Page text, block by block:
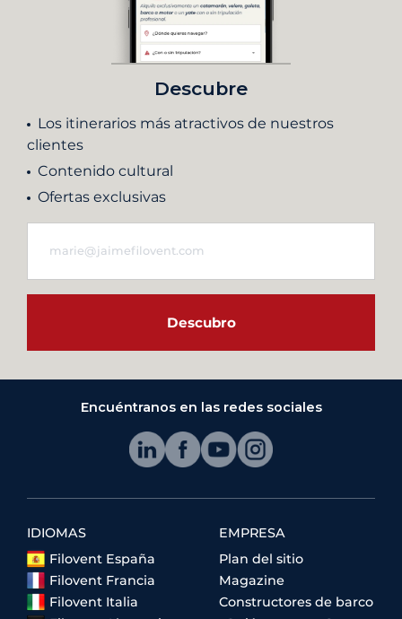
Descubre
Los itinerarios más atractivos de nuestros
clientes
Contenido cultural
Ofertas exclusivas
Descubro
Encuéntranos en las redes sociales
IDIOMAS
Filovent España
Filovent Francia
Filovent Italia
EMPRESA
Plan del sitio
Magazine
Constructores de barco